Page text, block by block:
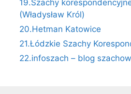
19.Szachy
(Władysław Król)
20.Hetman Katowice
21.Łódzkie Szachy
22.infoszach – blog